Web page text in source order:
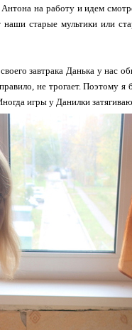
на работу и идем
старые мультики или
завтрака Данька у нас
не трогает. Поэтому
игры у Данилки